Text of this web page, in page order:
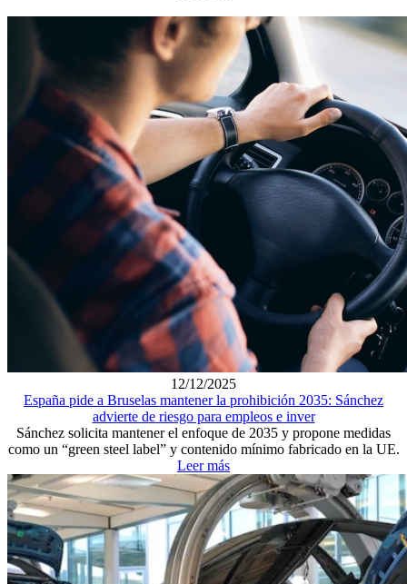
12/12/2025
España pide a Bruselas mantener la prohibición 2035: Sánchez
advierte de riesgo para empleos e inver
Sánchez solicita mantener el enfoque de 2035 y propone medidas
como un “green steel label” y contenido mínimo fabricado en la UE.
Leer más